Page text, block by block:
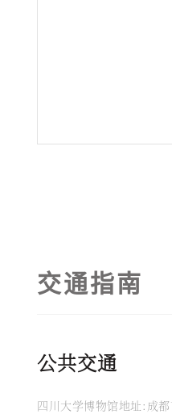
交通指南
公共交通
四川大学博物馆地址:成